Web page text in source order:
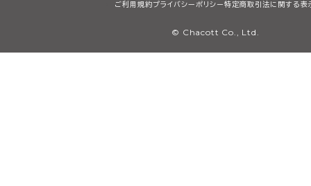
ご利用規約プライバシーポリシー特定商取引法に関する表
© Chacott Co., Ltd.